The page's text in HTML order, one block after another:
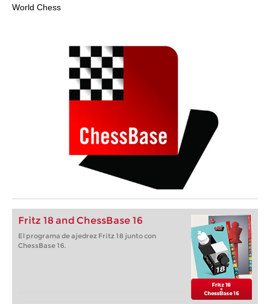
World Chess
Fritz 18 and ChessBase 16
El programa de ajedrez Fritz 18 junto con
ChessBase 16.